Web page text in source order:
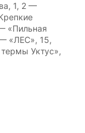
1, 2 —
«Пильная
«ЛЕС», 15,
Уктус»,